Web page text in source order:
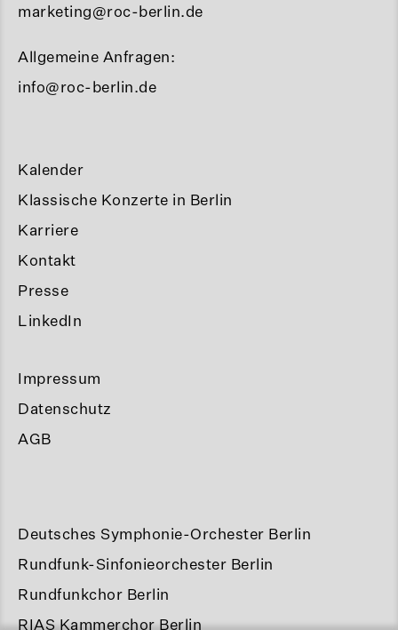
marketing@roc-berlin.de
Allgemeine Anfragen:
info@roc-berlin.de
Kalender
Klassische Konzerte in Berlin
Karriere
Kontakt
Presse
LinkedIn
Impressum
Datenschutz
AGB
Deutsches Symphonie-Orchester Berlin
Rundfunk-Sinfonieorchester Berlin
Rundfunkchor Berlin
RIAS Kammerchor Berlin